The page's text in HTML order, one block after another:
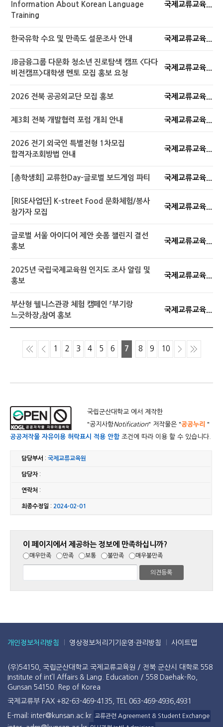
Information About Korean Language
Training
국제교류교육...
한국유학 수요 및 만족도 설문조사 안내 국제교류교육...
JB금융그룹 다문화 청소년 진로탐색 캠프 <다다
비전캠프>대학생 멘토 모집 홍보 요청
국제교류교육...
2026 전북 공공외교단 모집 홍보 국제교류교육...
제3회 전북 개발협력 포럼 개최 안내 국제교류교육...
2026 전기 외국인 특별전형 1차모집
합격자조회방법 안내
국제교류교육...
[총학생회] 교류한Day-글로벌 보드게임 파티 국제교류교육...
[RISE사업단] K-street Food 문화체험/봉사
참가자 모집
국제교류교육...
글로벌 서울 아이디어 제안 숏폼 챌린지 결선
홍보
국제교류교육...
2025년 국립국제교육원 인지도 조사 알림 및
홍보
국제교류교육...
부산형 웰니스관광 체험 캠페인 「부기랑
느긋하장」참여 홍보
국제교류교육...
1 2 3 4 5 6 7 8 9 10
국립군산대학교 에서 제작한
"공지사항Notification" 저작물은 "공공누리
"
공공저작물 자유이용 허락표시 적용 안함조건에 따라 이용 할 수 있습니다.
담당부서 :국제교류교육원
담당자:
연락처 :
최종수정일 : 2024-02-01
이 페이지에서 제공하는 정보에 만족하십니까?
매우만족 만족 보통 불만족 매우불만족
개인정보처리방침 영상정보처리기기운영·관리방침 사이트맵
(우)54150, 국립군산대학교 국제교류교육원 / 전북 군산시 대학로 558
Institute of int’l Affairs & Lang. Education / 558 Daehak-Ro,
Gunsan 54150. Rep of Korea
국제교류부 FAX +82-63-469-4135, TEL 063-469-4936,4931
E-mail: inter@kunsan.ac.kr 교류관련 Agreement & Student Exchange